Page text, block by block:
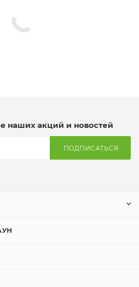
наших акций и новостей
ПОДПИСАТЬСЯ